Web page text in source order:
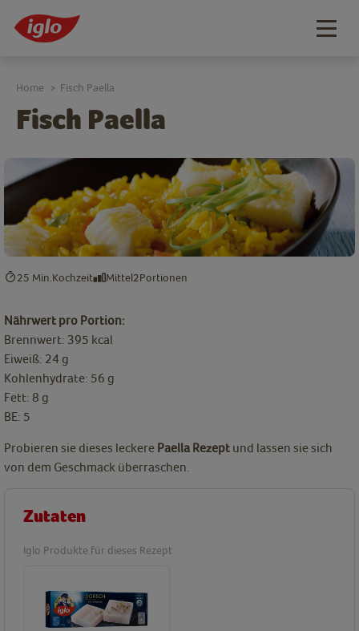
Fisch Paella
Home > Fisch Paella
25 Min. Kochzeit Mittel2Portionen
Nährwert pro Portion:
Brennwert: 395 kcal
Eiweiß: 24 g
Kohlenhydrate: 56 g
Fett: 8 g
BE: 5
Probieren sie dieses leckere Paella Rezept und lassen sie sich
von dem Geschmack überraschen.
Zutaten
Iglo Produkte für dieses Rezept